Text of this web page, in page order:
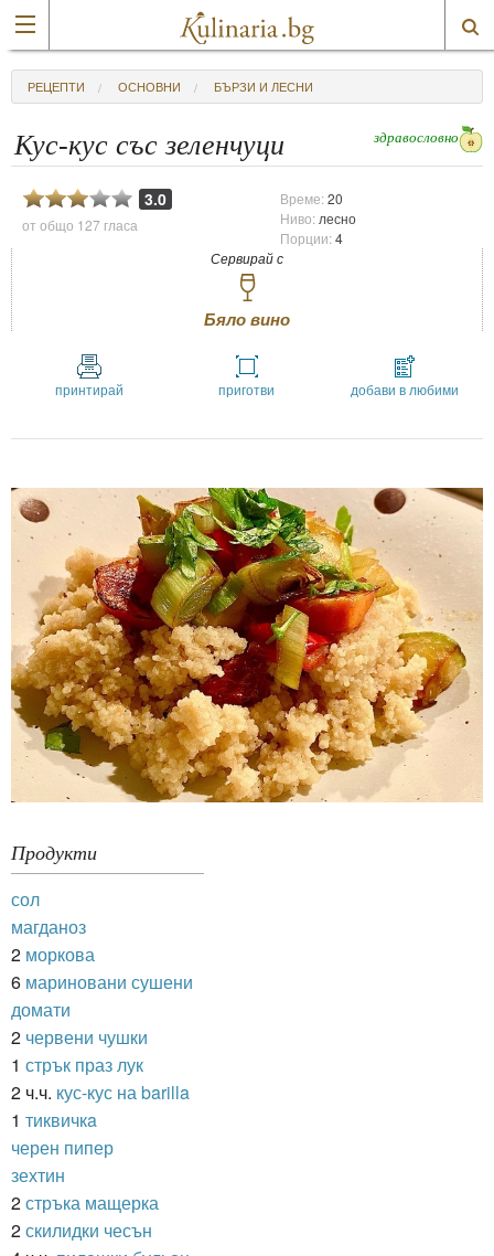
РЕЦЕПТИ ОСНОВНИ БЪРЗИ И ЛЕСНИ
Кус-кус със зеленчуци здравословно
3.0
от общо 127 гласа
Време:20
Ниво: лесно
Порции:4
Сервирай с
Бяло вино
принтирай приготви добави в любими
Продукти
сол
магданоз
2 моркова
6 мариновани сушени
домати
2 червени чушки
1 стрък праз лук
2 ч.ч. кус-кус на barilla
1 тиквичкa
черен пипер
зехтин
2стръка мащерка
2скилидки чесън